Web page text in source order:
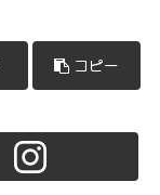
コピー